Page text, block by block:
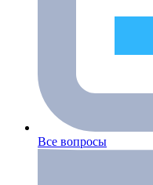
Все вопросы